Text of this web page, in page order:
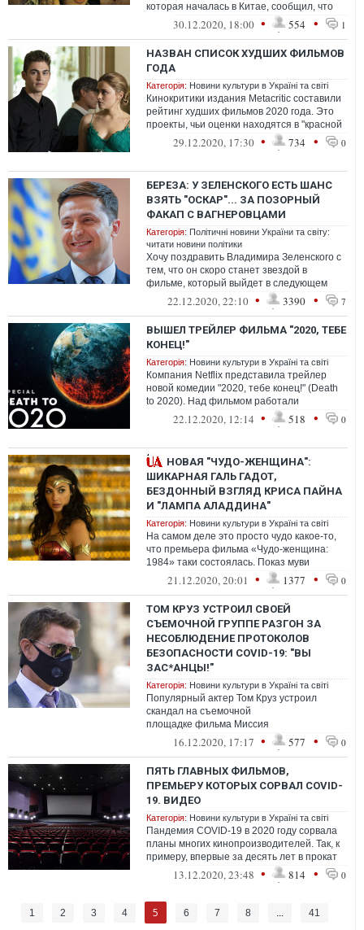
которая началась в Китае, сообщил, что
работает над "философским"
30.12.2020, 18:00 • 554 • 1
НАЗВАН СПИСОК ХУДШИХ ФИЛЬМОВ
ГОДА
Категорія: Новини культури в Україні та світі
Кинокритики издания Metacritic составили
рейтинг худших фильмов 2020 года. Это
проекты, чьи оценки находятся в "красной
зоне" – они получили не более ...
29.12.2020, 17:30 • 734 • 0
БЕРЕЗА: У ЗЕЛЕНСКОГО ЕСТЬ ШАНС
ВЗЯТЬ "ОСКАР"... ЗА ПОЗОРНЫЙ
ФАКАП С ВАГНЕРОВЦАМИ
Категорія: Політичні новини України та світу:
читати новини політики
Хочу поздравить Владимира Зеленского с
тем, что он скоро станет звездой в
фильме, который выйдет в следующем
году на стриминговом сервисе Netflix.
22.12.2020, 22:10 • 3390 • 7
ВЫШЕЛ ТРЕЙЛЕР ФИЛЬМА "2020, ТЕБЕ
КОНЕЦ!"
Категорія: Новини культури в Україні та світі
Компания Netflix представила трейлер
новой комедии "2020, тебе конец!" (Death
to 2020). Над фильмом работали
создатели фантастического сериала
22.12.2020, 12:14 • 518 • 0
НОВАЯ "ЧУДО-ЖЕНЩИНА":
ШИКАРНАЯ ГАЛЬ ГАДОТ,
БЕЗДОННЫЙ ВЗГЛЯД КРИСА ПАЙНА
И "ЛАМПА АЛАДДИНА"
Категорія: Новини культури в Україні та світі
На самом деле это просто чудо какое-то,
что премьера фильма «Чудо-женщина:
1984» таки состоялась. Показ муви
несколько раз переносили по понятным
21.12.2020, 20:01 • 1377 • 0
ТОМ КРУЗ УСТРОИЛ СВОЕЙ
СЪЕМОЧНОЙ ГРУППЕ РАЗГОН ЗА
НЕСОБЛЮДЕНИЕ ПРОТОКОЛОВ
БЕЗОПАСНОСТИ COVID-19: "ВЫ
ЗАС*АНЦЫ!"
Категорія: Новини культури в Україні та світі
Популярный актер Том Круз устроил
скандал на съемочной
площадке фильма Миссия
невыполнима в Лондоне, отчитав членов
съемочной группы за явное нарушени...
16.12.2020, 17:17 • 577 • 0
ПЯТЬ ГЛАВНЫХ ФИЛЬМОВ,
ПРЕМЬЕРУ КОТОРЫХ СОРВАЛ COVID-
19. ВИДЕО
Категорія: Новини культури в Україні та світі
Пандемия COVID-19 в 2020 году сорвала
планы многих кинопроизводителей. Так, к
примеру, впервые за десять лет в прокат
не вышло ни одного фильма по ком...
13.12.2020, 23:48 • 814 • 0
1 2 3 4 5 6 7 8 ... 41